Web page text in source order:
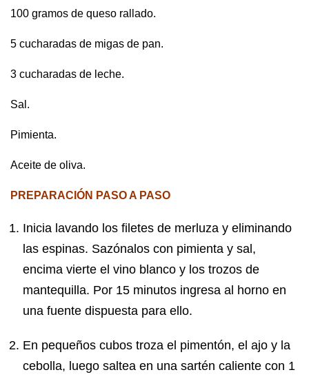
100 gramos de queso rallado.
5 cucharadas de migas de pan.
3 cucharadas de leche.
Sal.
Pimienta.
Aceite de oliva.
PREPARACIÓN PASO A PASO
Inicia lavando los filetes de merluza y eliminando
las espinas. Sazónalos con pimienta y sal,
encima vierte el vino blanco y los trozos de
mantequilla. Por 15 minutos ingresa al horno en
una fuente dispuesta para ello.
En pequeños cubos troza el pimentón, el ajo y la
cebolla, luego saltea en una sartén caliente con 1